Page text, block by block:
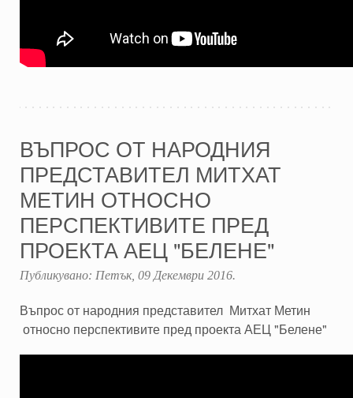
ВЪПРОС ОТ НАРОДНИЯ
ПРЕДСТАВИТЕЛ МИТХАТ
МЕТИН ОТНОСНО
ПЕРСПЕКТИВИТЕ ПРЕД
ПРОЕКТА АЕЦ "БЕЛЕНЕ"
Публикувано: Петък, 09 Декември 2016.
Въпрос от народния представител Митхат Метин
относно перспективите пред проекта АЕЦ "Белене"